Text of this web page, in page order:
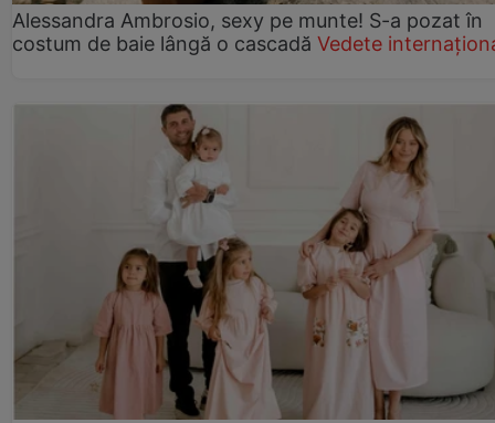
Alessandra Ambrosio, sexy pe munte! S-a pozat în
costum de baie lângă o cascadă Vedete